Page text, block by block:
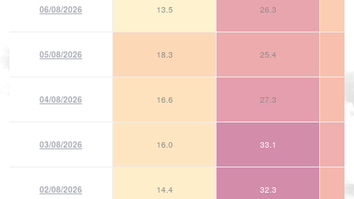
06/08/2026 13.5 26.3
05/08/2026 18.3 25.4
04/08/2026 16.6 27.3
03/08/2026 16.0 33.1
02/08/2026 14.4 32.3